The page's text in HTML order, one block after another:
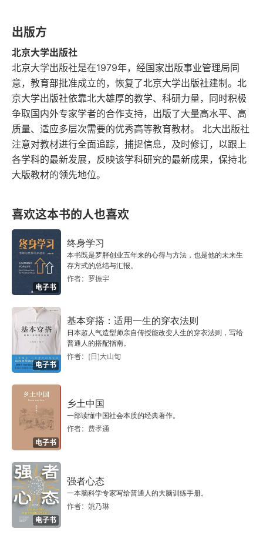
附录一 文学批评观念在现代中国的演变
附录二 比较文学研究的意识形态功能
参考文献
人名索引
版权说明
出版方
北京大学出版社
北京大学出版社是在1979年，经国家出版事业管理局同
意，教育部批准成立的，恢复了北京大学出版社建制。北
京大学出版社依靠北大雄厚的教学、科研力量，同时积极
争取国内外专家学者的合作支持，出版了大量高水平、高
质量、适应多层次需要的优秀高等教育教材。 北大出版社
注意对教材进行全面追踪，捕捉信息，及时修订，以跟上
各学科的最新发展，反映该学科研究的最新成果，保持北
大版教材的领先地位。
喜欢这本书的人也喜欢
电子书
终身学习
本书既是罗胖创业五年来的心得与方法，也是他的未来生
存方式的总结与汇报。
作者：罗振宇
电子书
基本穿搭：适用一生的穿衣法则
日本超人气造型师亲自传授能改变人生的穿衣法则，写给
普通人的搭配指南。
作者：[日]大山旬
电子书
乡土中国
一部读懂中国社会本质的经典著作。
作者：费孝通
电子书
强者心态
一本脑科学专家写给普通人的大脑训练手册。
作者：姚乃琳